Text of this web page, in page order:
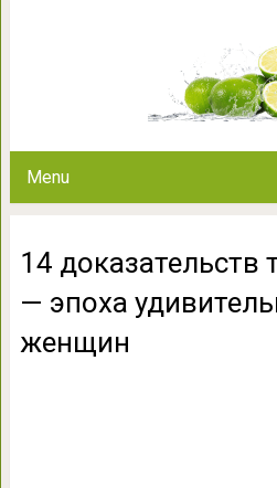
Menu
14 доказательств
— эпоха
женщин